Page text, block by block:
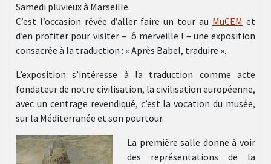
Samedi pluvieux à Marseille.
C’est l’occasion rêvée d’aller faire un tour au MuCEM et
d’en profiter pour visiter – ô merveille ! – une exposition
consacrée à la traduction : « Après Babel, traduire ».
L’exposition s’intéresse à la traduction comme acte
fondateur de notre civilisation, la civilisation européenne,
avec un centrage revendiqué, c’est la vocation du musée,
sur la Méditerranée et son pourtour.
La première salle donne à voir
des représentations de la